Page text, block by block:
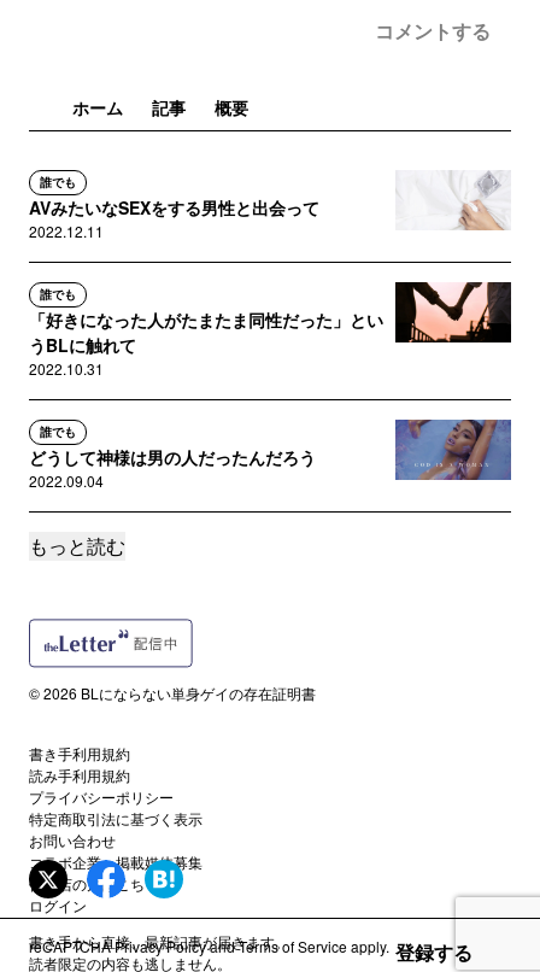
コメントする
ホーム 記事 概要
誰でも
AVみたいなSEXをする男性と出会って
2022.12.11
誰でも
「好きになった人がたまたま同性だった」とい
うBLに触れて
2022.10.31
誰でも
どうして神様は男の人だったんだろう
2022.09.04
誰でも
誰でも
歌」
誰でも
ゲイ風俗時代、「クソ客」よりつらかった客
2022.07.24
誰でも
ゲイアプリで知り合った人の家に行ったら聖子
ちゃん祭になった件
もっと読む
書き手から直接、最新記事が届きます。
読者限定の内容も逃しません。
登録する
© 2026 BLにならない単身ゲイの存在証明書
書き手利用規約
読み手利用規約
プライバシーポリシー
特定商取引法に基づく表示
お問い合わせ
コラボ企業・掲載媒体募集
代理店の方はこちら
ログイン
reCAPTCHAPrivacy PolicyandTerms of Serviceapply.